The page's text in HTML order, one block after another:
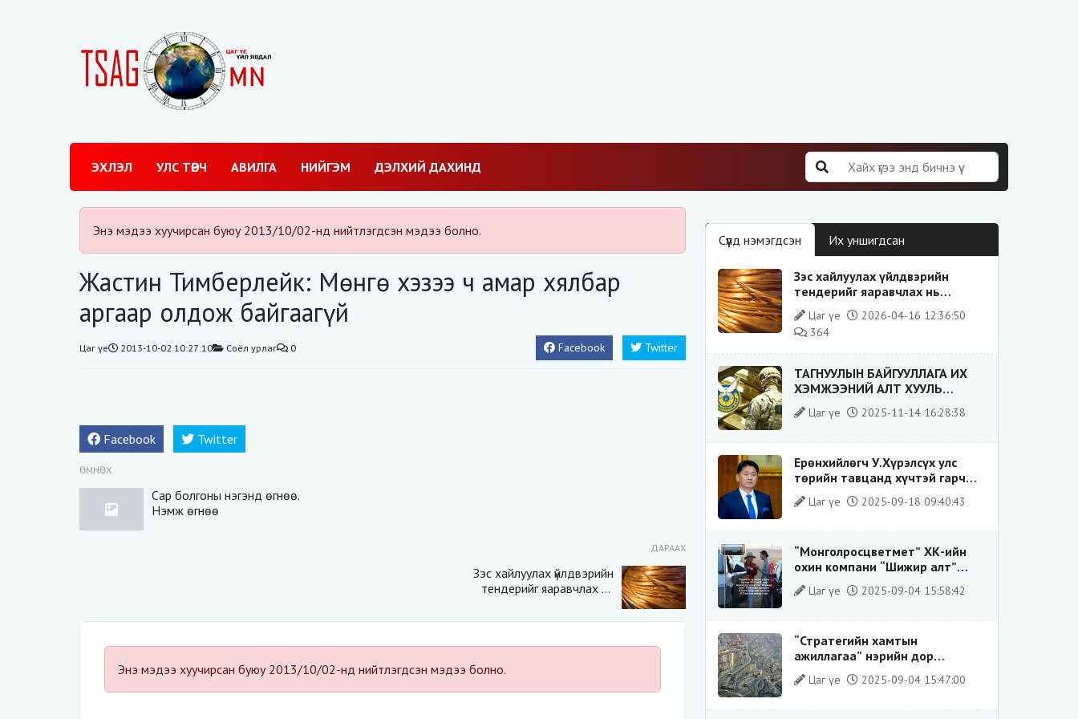
ЭХЛЭЛ УЛС ТӨРЧ АВИЛГА НИЙГЭМ ДЭЛХИЙ ДАХИНД
Энэ мэдээ хуучирсан буюу 2013/10/02-нд нийтлэгдсэн мэдээ болно.
Жастин Тимберлейк: Мөнгө хэзээ ч амар хялбар
аргаар олдож байгаагүй
Цаг үе 2013-10-02 10:27:10 Соёл урлаг 0 Facebook Twitter
Facebook Twitter
ӨМНӨХ
Сар болгоны нэгэнд өгнөө.
Нэмж өгнөө
ДАРААХ
Зэс хайлуулах үйлдвэрийн
тендерийг яаравчлах нь
Энэ мэдээ хуучирсан буюу 2013/10/02-нд нийтлэгдсэн мэдээ болно.
Сүүлд нэмэгдсэн Их уншигдсан
Зэс хайлуулах үйлдвэрийн
тендерийг яаравчлах нь
“Үндэсний аюулгүй байдал“-д
эрсдэлтэй юу?
Цаг үе
2026-04-16 12:36:50
364
ТАГНУУЛЫН БАЙГУУЛЛАГА ИХ
ХЭМЖЭЭНИЙ АЛТ ХУУЛЬ
БУСААР ХИЛЭЭР ГАРГАХ ГЭЖ
БАЙСАН ҮЙЛДЛИЙГ ТАСЛАН
Цаг үе 2025-11-14 16:28:38
Ерөнхийлөгч У.Хүрэлсүх улс
төрийн тавцанд хүчтэй гарч
ирэхдээ өөрийгөө шударга
ёсны төлөө тэмцэгч, “хуучин
таниулсан.
Цаг үе 2025-09-18 09:40:43
“Монголросцветмет” ХК-ийн
охин компани “Шижир алт”
ХХК-ийн Гүйцэтгэх захирлаар
ажиллаж байсан О.Баттөмөрт
Цаг үе 2025-09-04 15:58:42
“Стратегийн хамтын
ажиллагаа” нэрийн дор
“Чимээгүй хөрөнгө хуримтлал”
Цаг үе 2025-09-04 15:47:00